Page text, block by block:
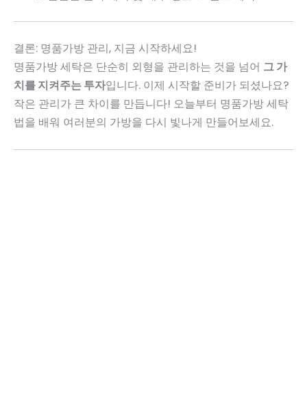
결론: 명품가방 관리, 지금 시작하세요!
명품가방 세탁은 단순히 외형을 관리하는 것을 넘어 그 가
치를 지켜주는 투자입니다. 이제 시작할 준비가 되셨나요?
작은 관리가 큰 차이를 만듭니다! 오늘부터 명품가방 세탁
법을 배워 여러분의 가방을 다시 빛나게 만들어보세요.